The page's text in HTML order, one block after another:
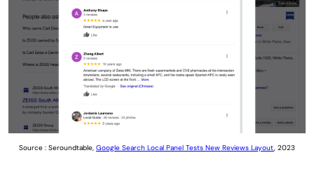
Source : Seroundtable, Google Search Local Panel Tests New Reviews Layout, 2023